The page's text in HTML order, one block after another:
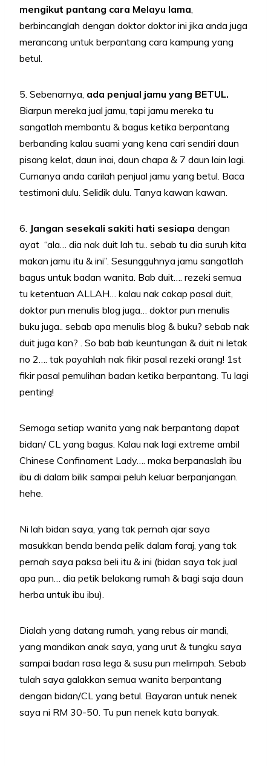
mengikut pantang cara Melayu lama
berbincanglah dengan doktor doktor ini jika anda juga
merancang untuk berpantang cara kampung yang
betul.
5. Sebenarnya, ada penjual jamu yang BETUL.
Biarpun mereka jual jamu, tapi jamu mereka tu
sangatlah membantu & bagus ketika berpantang
berbanding kalau suami yang kena cari sendiri daun
pisang kelat, daun inai, daun chapa & 7 daun lain lagi.
Cumanya anda carilah penjual jamu yang betul. Baca
testimoni dulu. Selidik dulu. Tanya kawan kawan.
6. Jangan sesekali sakiti hati sesiapa dengan
ayat “ala… dia nak duit lah tu.. sebab tu dia suruh kita
makan jamu itu & ini”. Sesungguhnya jamu sangatlah
bagus untuk badan wanita. Bab duit…. rezeki semua
tu ketentuan ALLAH… kalau nak cakap pasal duit,
doktor pun menulis blog juga… doktor pun menulis
buku juga.. sebab apa menulis blog & buku? sebab nak
duit juga kan? . So bab bab keuntungan & duit ni letak
no 2…. tak payahlah nak fikir pasal rezeki orang! 1st
fikir pasal pemulihan badan ketika berpantang. Tu lagi
penting!
Semoga setiap wanita yang nak berpantang dapat
bidan/ CL yang bagus. Kalau nak lagi extreme ambil
Chinese Confinament Lady…. maka berpanaslah ibu
ibu di dalam bilik sampai peluh keluar berpanjangan.
hehe.
Ni lah bidan saya, yang tak pernah ajar saya
masukkan benda benda pelik dalam faraj, yang tak
pernah saya paksa beli itu & ini (bidan saya tak jual
apa pun… dia petik belakang rumah & bagi saja daun
herba untuk ibu ibu).
Dialah yang datang rumah, yang rebus air mandi,
yang mandikan anak saya, yang urut & tungku saya
sampai badan rasa lega & susu pun melimpah. Sebab
tulah saya galakkan semua wanita berpantang
dengan bidan/CL yang betul. Bayaran untuk nenek
saya ni RM 30-50. Tu pun nenek kata banyak.